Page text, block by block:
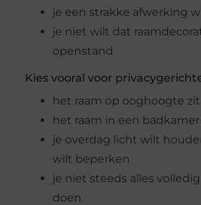
je een strakke afwerking
je niet wilt dat
openstand
Kies vooral voor
het raam op ooghoogte zit
het raam in een
je overdag licht wilt
wilt beperken
je niet steeds alles
doen